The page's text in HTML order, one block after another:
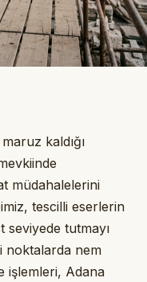
kaldığı
müdahalelerini
tescilli eserlerin
seviyede tutmayı
noktalarda nem
işlemleri, Adana